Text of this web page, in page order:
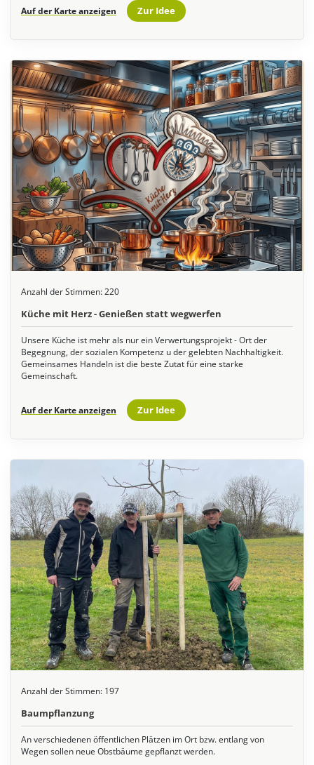
Auf der Karte anzeigen Zur Idee
Anzahl der Stimmen: 220
Küche mit Herz - Genießen statt wegwerfen
Unsere Küche ist mehr als nur ein Verwertungsprojekt - Ort der
Begegnung, der sozialen Kompetenz u der gelebten Nachhaltigkeit.
Gemeinsames Handeln ist die beste Zutat für eine starke
Gemeinschaft.
Auf der Karte anzeigen Zur Idee
Anzahl der Stimmen: 197
Baumpflanzung
An verschiedenen öffentlichen Plätzen im Ort bzw. entlang von
Wegen sollen neue Obstbäume gepflanzt werden.